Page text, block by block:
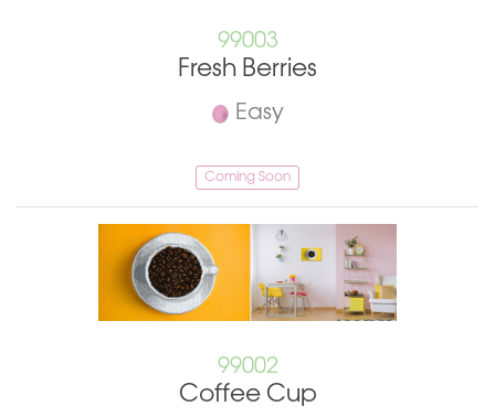
99003
Fresh Berries
Easy
Coming Soon
99002
Coffee Cup